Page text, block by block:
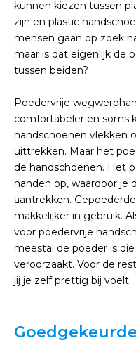
kunnen kiezen tussen
zijn en plastic
mensen gaan op zoek
maar is dat eigenlijk de
tussen beiden?
Poedervrije
comfortabeler en soms
handschoenen vlekken
uittrekken. Maar het
de handschoenen. Het
handen op, waardoor je
aantrekken.
makkelijker in gebruik.
voor poedervrije
meestal de poeder is
veroorzaakt. Voor de
jij je zelf prettig bij voelt.